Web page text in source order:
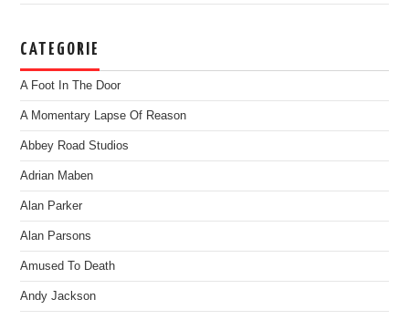
CATEGORIE
A Foot In The Door
A Momentary Lapse Of Reason
Abbey Road Studios
Adrian Maben
Alan Parker
Alan Parsons
Amused To Death
Andy Jackson